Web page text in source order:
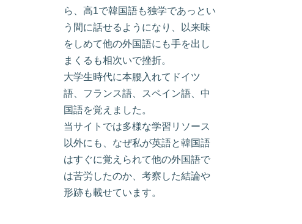
ら、高1で韓国語も独学であっとい
う間に話せるようになり、以来味
をしめて他の外国語にも手を出し
まくるも相次いで挫折。
大学生時代に本腰入れてドイツ
語、フランス語、スペイン語、中
国語を覚えました。
当サイトでは多様な学習リソース
以外にも、なぜ私が英語と韓国語
はすぐに覚えられて他の外国語で
は苦労したのか、考察した結論や
形跡も載せています。